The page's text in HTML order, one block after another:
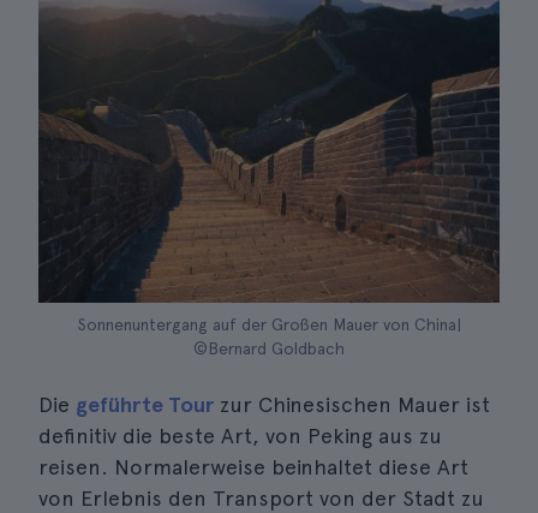
Sonnenuntergang auf der Großen Mauer von China|
©Bernard Goldbach
Die geführte Tour zur Chinesischen Mauer ist
definitiv die beste Art, von Peking aus zu
reisen. Normalerweise beinhaltet diese Art
von Erlebnis den Transport von der Stadt zu